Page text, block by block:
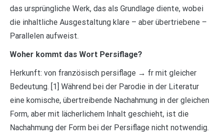
das ursprüngliche Werk, das als Grundlage diente, wobei
die inhaltliche Ausgestaltung klare – aber übertriebene –
Parallelen aufweist.
Woher kommt das Wort Persiflage?
Herkunft: von französisch persiflage → fr mit gleicher
Bedeutung. [1] Während bei der Parodie in der Literatur
eine komische, übertreibende Nachahmung in der gleichen
Form, aber mit lächerlichem Inhalt geschieht, ist die
Nachahmung der Form bei der Persiflage nicht notwendig.